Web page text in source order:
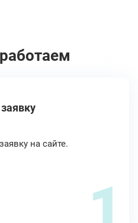
на сайте.
1